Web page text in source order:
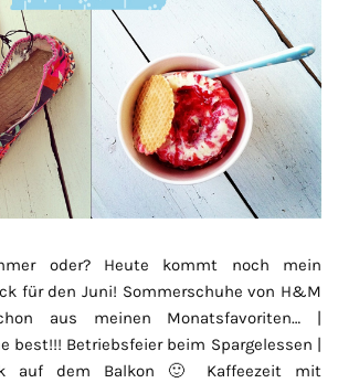
oder? Heute kommt noch mein
für den Juni! Sommerschuhe von H&M
aus meinen Monatsfavoriten… |
best!!! Betriebsfeier beim Spargelessen |
auf dem Balkon 🙂 Kaffeezeit mit